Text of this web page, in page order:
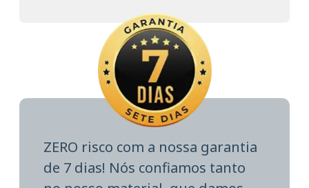
ZERO risco com a nossa garantia
de 7 dias! Nós confiamos tanto